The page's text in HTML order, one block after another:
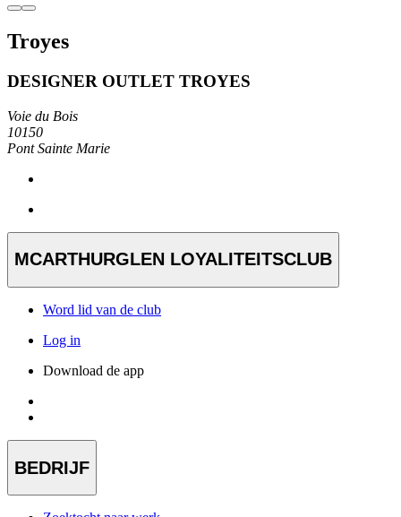
Troyes
DESIGNER OUTLET TROYES
Voie du Bois
10150
Pont Sainte Marie
MCARTHURGLEN LOYALITEITSCLUB
Word lid van de club
Log in
Download de app
BEDRIJF